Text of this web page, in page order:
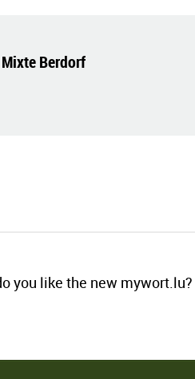
Berdorf
you like the new mywort.lu?